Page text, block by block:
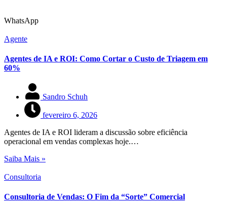
WhatsApp
Agente
Agentes de IA e ROI: Como Cortar o Custo de Triagem em
60%
Sandro Schuh
fevereiro 6, 2026
Agentes de IA e ROI lideram a discussão sobre eficiência
operacional em vendas complexas hoje.…
Saiba Mais »
Consultoria
Consultoria de Vendas: O Fim da “Sorte” Comercial